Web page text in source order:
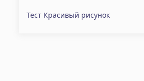
Тест Красивый рисунок